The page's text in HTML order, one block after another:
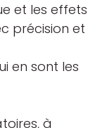
et les effets
précision et
en sont les
à